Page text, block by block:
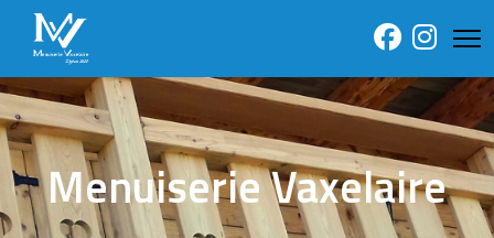
Menuiserie Vaxelaire